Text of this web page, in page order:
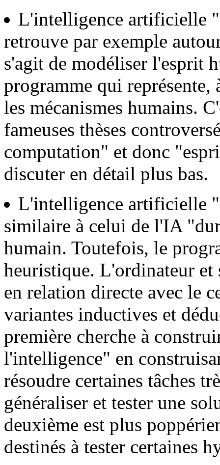
L'intelligence artificielle
retrouve par exemple
s'agit de modéliser l'esprit
programme qui
les mécanismes humains.
fameuses thèses
computation" et donc
discuter en détail plus bas.
L'intelligence artificielle
similaire à celui de l'IA
humain. Toutefois, le
heuristique. L'ordinateur et
en relation directe avec le
variantes inductives et
première cherche à
l'intelligence" en
résoudre certaines tâches
généraliser et tester une
deuxième est plus
destinés à tester certaines